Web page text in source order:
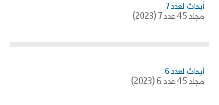
أبحاث العدد 7
مجلد 45 عدد 7 (2023)
أبحاث العدد 6
مجلد 45 عدد 6 (2023)